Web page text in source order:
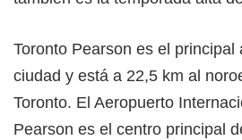
Toronto Pearson es el principal
ciudad y está a 22,5 km al
Toronto. El Aeropuerto
Pearson es el centro principal